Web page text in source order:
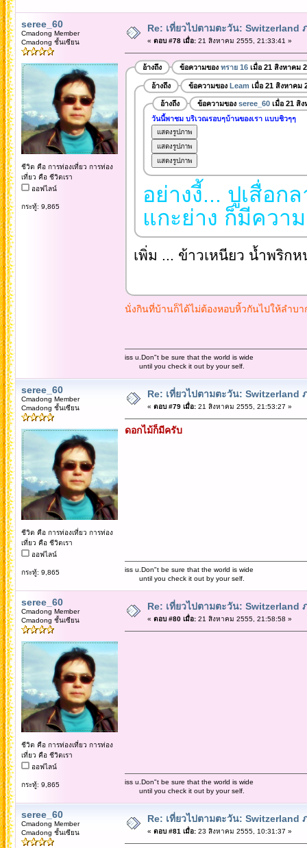
seree_60
Cmadong Member
Cmadong ชั้นเซียน
ชีวิต คือ การท่องเที่ยว การท่อง
เที่ยว คือ ชีวิตเรา
ออฟไลน์
กระทู้: 9,865
Re: เที่ยวไปตามตะวัน: Switzerland
« ตอบ #78 เมื่อ:21 สิงหาคม 2555, 21:33:41 »
อ้างถึง ข้อความของ ทราย 16เมื่อ 21 สิงหาคม
อ้างถึง ข้อความของ Leam เมื่อ 21 สิงหาคม
อ้างถึง ข้อความของ seree_60เมื่อ 21 สิง
วันนี้พาชม บริเวณรอบๆบ้านของเรา แบบชิวๆๆ
อย่างงี้... ปูเสื่อ
แกะย่าง ก็มีควา
เพิ่ม ... ข้าวเหนียว น้ำพริก
นั่งกินที่บ้านก็ได้ไม่ต้องหอบหิ้วกันไปให้ลำบ
iss u.Don"t be sure that the world is wide
until you check it out by your self.
seree_60
Cmadong Member
Cmadong ชั้นเซียน
ชีวิต คือ การท่องเที่ยว การท่อง
เที่ยว คือ ชีวิตเรา
ออฟไลน์
กระทู้: 9,865
Re: เที่ยวไปตามตะวัน: Switzerland
« ตอบ #79 เมื่อ:21 สิงหาคม 2555, 21:53:27 »
ดอกไม้ก็มีครับ
iss u.Don"t be sure that the world is wide
until you check it out by your self.
seree_60
Cmadong Member
Cmadong ชั้นเซียน
ชีวิต คือ การท่องเที่ยว การท่อง
เที่ยว คือ ชีวิตเรา
ออฟไลน์
กระทู้: 9,865
Re: เที่ยวไปตามตะวัน: Switzerland
« ตอบ #80 เมื่อ:21 สิงหาคม 2555, 21:58:58 »
iss u.Don"t be sure that the world is wide
until you check it out by your self.
seree_60
Cmadong Member
Cmadong ชั้นเซียน
Re: เที่ยวไปตามตะวัน: Switzerland
« ตอบ #81 เมื่อ:23 สิงหาคม 2555, 10:31:37 »